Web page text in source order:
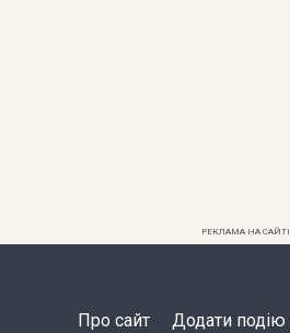
РЕКЛАМА НА САЙТІ
Про сайт Додати подію